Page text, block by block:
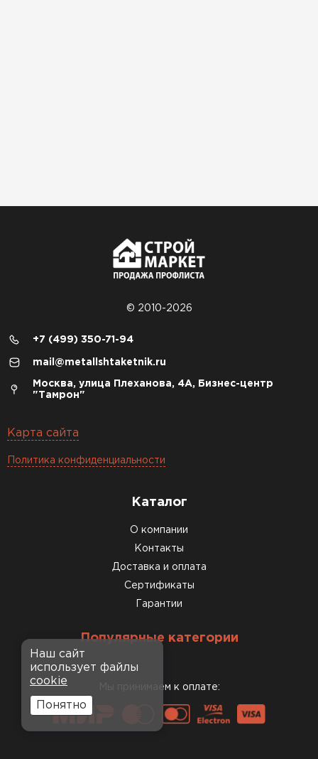
© 2010-2026
+7 (499) 350-71-94
mail@metallshtaketnik.ru
Москва, улица Плеханова, 4А, Бизнес-центр
"Тамрон"
Карта сайта
Политика конфиденциальности
Каталог
О компании
Контакты
Доставка и оплата
Сертификаты
Гарантии
Популярные категории
Мы принимаем к оплате:
Наш сайт
использует файлы
cookie
Понятно